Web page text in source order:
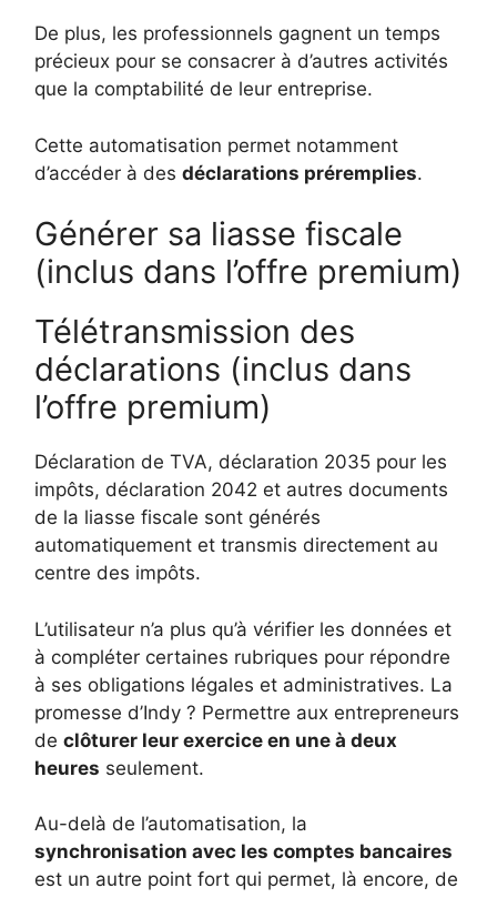
De plus, les professionnels gagnent un temps
précieux pour se consacrer à d’autres activités
que la comptabilité de leur entreprise.
Cette automatisation permet notamment
d’accéder à des déclarations préremplies.
Générer sa liasse fiscale
(inclus dans l’offre premium)
Télétransmission des
déclarations (inclus dans
l’offre premium)
Déclaration de TVA, déclaration 2035 pour les
impôts, déclaration 2042 et autres documents
de la liasse fiscale sont générés
automatiquement et transmis directement au
centre des impôts.
L’utilisateur n’a plus qu’à vérifier les données et
à compléter certaines rubriques pour répondre
à ses obligations légales et administratives. La
promesse d’Indy ? Permettre aux entrepreneurs
de clôturer leur exercice en une à deux
heures seulement.
Au-delà de l’automatisation, la
synchronisation avec les comptes bancaires
est un autre point fort qui permet, là encore, de